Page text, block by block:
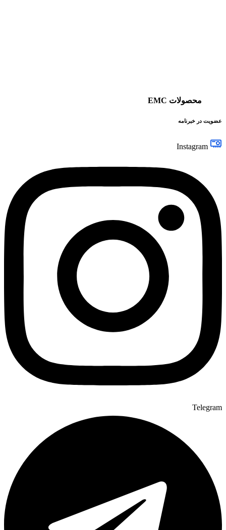
محصولات EMC
عضویت در خبرنامه
Instagram
Telegram